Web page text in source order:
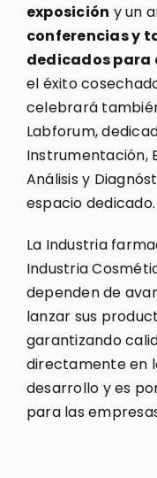
exposición y un
conferencias y
dedicados para
el éxito
celebrará
Labforum,
Instrumentación,
Análisis y
espacio dedicado.
La Industria
Industria
dependen de
lanzar sus
garantizando
directamente en
desarrollo y es
para las